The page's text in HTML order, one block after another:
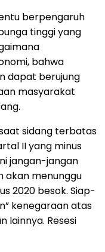
berpengaruh
tinggi yang
bahwa
dapat berujung
masyarakat
sidang terbatas
II yang minus
jangan-jangan
akan menunggu
2020 besok. Siap-
kenegaraan atas
lainnya. Resesi